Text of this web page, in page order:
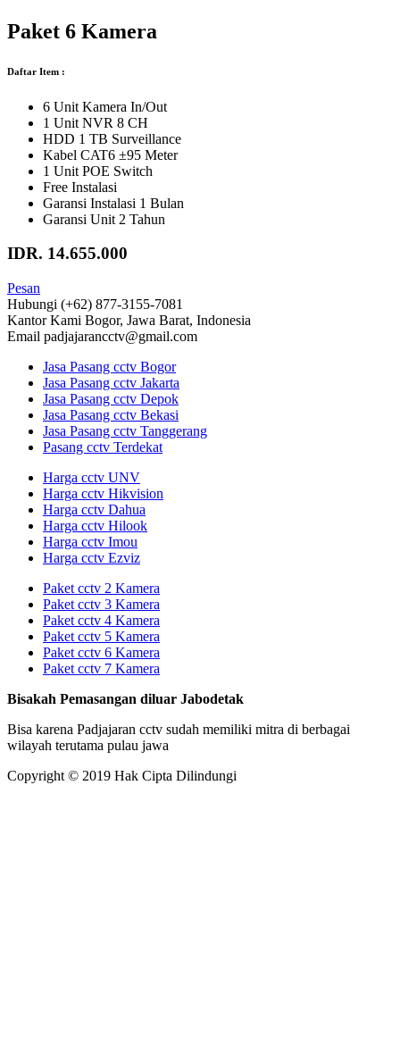
Paket 6 Kamera
Daftar Item :
6 Unit Kamera In/Out
1 Unit NVR 8 CH
HDD 1 TB Surveillance
Kabel CAT6 ±95 Meter
1 Unit POE Switch
Free Instalasi
Garansi Instalasi 1 Bulan
Garansi Unit 2 Tahun
IDR. 14.655.000
Pesan
Hubungi (+62) 877-3155-7081
Kantor Kami Bogor, Jawa Barat, Indonesia
Email padjajarancctv@gmail.com
Jasa Pasang cctv Bogor
Jasa Pasang cctv Jakarta
Jasa Pasang cctv Depok
Jasa Pasang cctv Bekasi
Jasa Pasang cctv Tanggerang
Pasang cctv Terdekat
Harga cctv UNV
Harga cctv Hikvision
Harga cctv Dahua
Harga cctv Hilook
Harga cctv Imou
Harga cctv Ezviz
Paket cctv 2 Kamera
Paket cctv 3 Kamera
Paket cctv 4 Kamera
Paket cctv 5 Kamera
Paket cctv 6 Kamera
Paket cctv 7 Kamera
Bisakah Pemasangan diluar Jabodetak
Bisa karena Padjajaran cctv sudah memiliki mitra di berbagai
wilayah terutama pulau jawa
Copyright © 2019 Hak Cipta Dilindungi